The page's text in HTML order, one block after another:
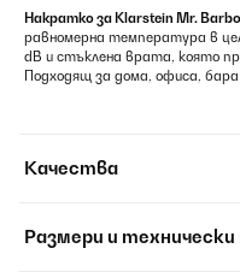
Накратко за Klarstein Mr.
равномерна температура в
dB и стъклена врата, която
Подходящ за дома, офиса,
Качества
Размери и